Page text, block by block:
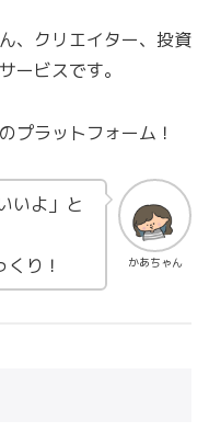
、クリエイター、投資
ービスです。
プラットフォーム！
かあちゃん
いよ」と
り！